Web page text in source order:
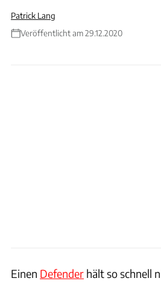
Patrick Lang
Veröffentlicht am 29.12.2020
Einen Defender hält so schnell